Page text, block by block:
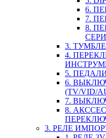
6.
7.
8.
3.
4.
5.
6.
(TV/VID/
7.
8.
3. РЕЛЕ